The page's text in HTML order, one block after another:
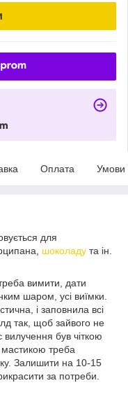
Оплата Умови
для
шоколаду та ін.
вимити, дати
шаром, усі виїмки.
і заповнила всі
так, щоб зайвого не
був чіткою
мастикою треба
Залишити на 10-15
за потреби.